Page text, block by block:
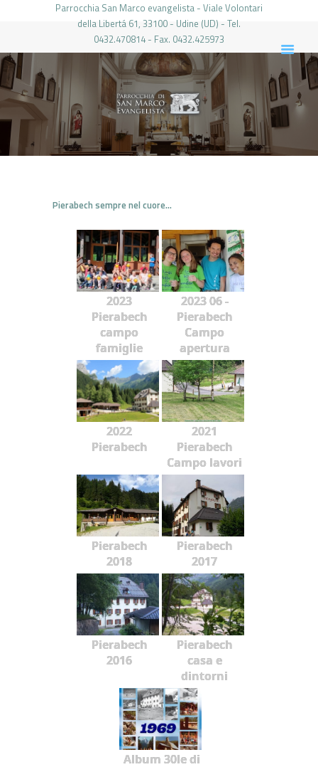
Parrocchia San Marco evangelista - Viale Volontari
della Libertá 61, 33100 - Udine (UD) - Tel.
0432.470814 - Fax. 0432.425973
PARROCCHIA DI SAN MARCO UDINE
HOME
LA PARROCCHIA
IL PARROCO
LE ATTIVITÀ
PIERABECH
CONTATTI
LOGIN
Pierabech sempre nel cuore…
2023
Pierabech
campo
famiglie
2023 06 -
Pierabech
Campo
apertura
2022
Pierabech
2021
Pierabech
Campo lavori
Pierabech
2018
Pierabech
2017
Pierabech
2016
Pierabech
casa e
dintorni
Album 30le di